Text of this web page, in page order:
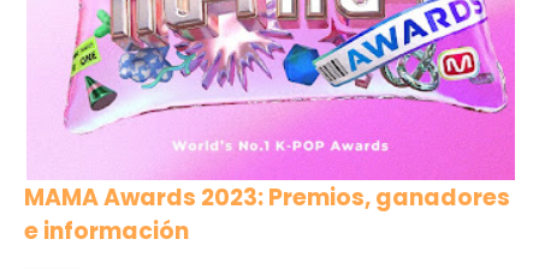
MAMA Awards 2023: Premios, ganadores
e información